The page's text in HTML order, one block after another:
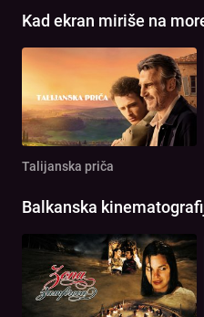
Kad ekran miriše na
Talijanska priča
Balkanska